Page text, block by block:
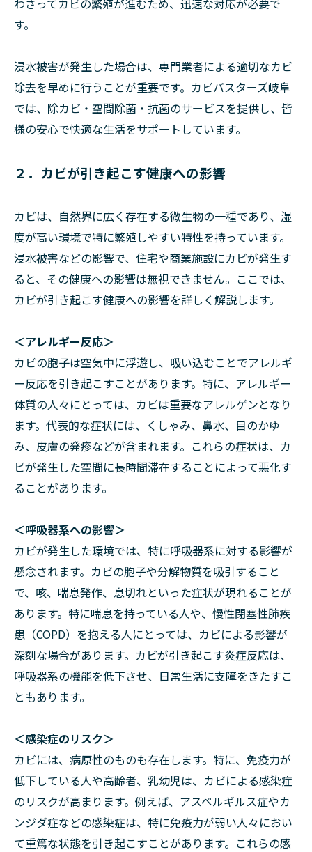
わさってカビの繁殖が進むため、迅速な対応が必要で
す。
浸水被害が発生した場合は、専門業者による適切なカビ
除去を早めに行うことが重要です。カビバスターズ岐阜
では、除カビ・空間除菌・抗菌のサービスを提供し、皆
様の安心で快適な生活をサポートしています。
２．カビが引き起こす健康への影響
カビは、自然界に広く存在する微生物の一種であり、湿
度が高い環境で特に繁殖しやすい特性を持っています。
浸水被害などの影響で、住宅や商業施設にカビが発生す
ると、その健康への影響は無視できません。ここでは、
カビが引き起こす健康への影響を詳しく解説します。
＜アレルギー反応＞
カビの胞子は空気中に浮遊し、吸い込むことでアレルギ
ー反応を引き起こすことがあります。特に、アレルギー
体質の人々にとっては、カビは重要なアレルゲンとなり
ます。代表的な症状には、くしゃみ、鼻水、目のかゆ
み、皮膚の発疹などが含まれます。これらの症状は、カ
ビが発生した空間に長時間滞在することによって悪化す
ることがあります。
＜呼吸器系への影響＞
カビが発生した環境では、特に呼吸器系に対する影響が
懸念されます。カビの胞子や分解物質を吸引すること
で、咳、喘息発作、息切れといった症状が現れることが
あります。特に喘息を持っている人や、慢性閉塞性肺疾
患（COPD）を抱える人にとっては、カビによる影響が
深刻な場合があります。カビが引き起こす炎症反応は、
呼吸器系の機能を低下させ、日常生活に支障をきたすこ
ともあります。
＜感染症のリスク＞
カビには、病原性のものも存在します。特に、免疫力が
低下している人や高齢者、乳幼児は、カビによる感染症
のリスクが高まります。例えば、アスペルギルス症やカ
ンジダ症などの感染症は、特に免疫力が弱い人々におい
て重篤な状態を引き起こすことがあります。これらの感